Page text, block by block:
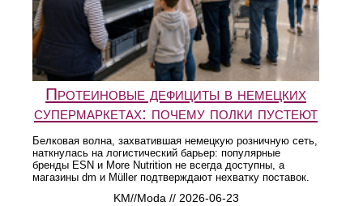
Протеиновые дефициты в немецких
супермаркетах: почему полки пустеют
Белковая волна, захватившая немецкую розничную сеть,
наткнулась на логистический барьер: популярные
бренды ESN и More Nutrition не всегда доступны, а
магазины dm и Müller подтверждают нехватку поставок.
KM//Moda // 2026-06-23